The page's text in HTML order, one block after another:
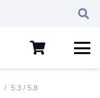
/ 5.3 / 5.8